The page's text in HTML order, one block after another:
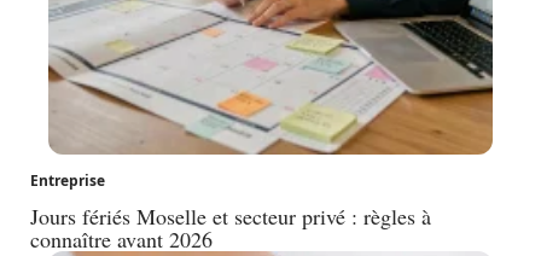
Entreprise
Jours fériés Moselle et secteur privé : règles à
connaître avant 2026